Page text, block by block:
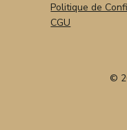
Politique de
CGU
©